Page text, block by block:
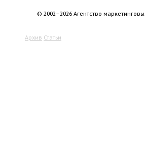
© 2002–2026 Агентство
Архив Статьи